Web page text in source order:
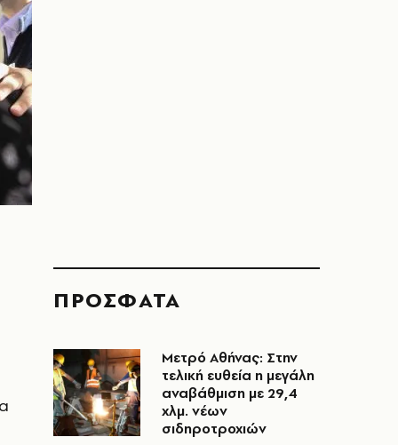
ΠΡΟΣΦΑΤΑ
Μετρό Αθήνας: Στην
τελική ευθεία η μεγάλη
αναβάθμιση με 29,4
χλμ. νέων
σιδηροτροχιών